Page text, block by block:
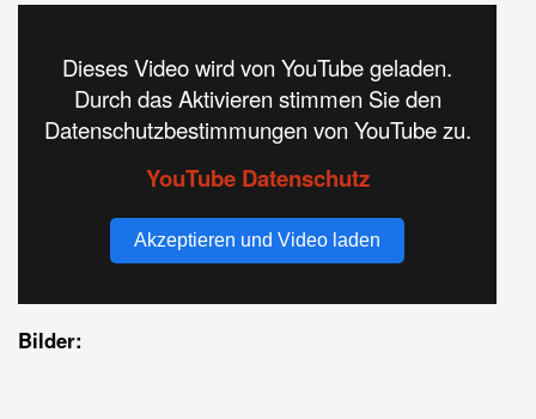
Dieses Video wird von YouTube geladen.
Durch das Aktivieren stimmen Sie den
Datenschutzbestimmungen von YouTube zu.
YouTube Datenschutz
Akzeptieren und Video laden
Bilder: